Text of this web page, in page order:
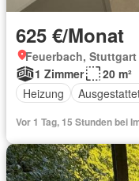
625 €/Monat
Feuerbach, Stuttgart
1 Zimmer
20 m²
Heizung
Vor 1 Tag, 15 Stunden bei